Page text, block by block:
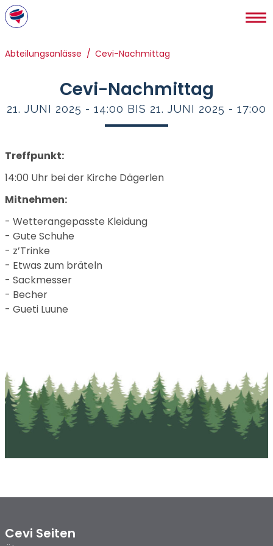
Direkt
zum
Inhalt
Pfadnavigation
Abteilungsanlässe Cevi-Nachmittag
Cevi-Nachmittag
21. JUNI 2025 - 14:00 BIS 21. JUNI 2025 - 17:00
Treffpunkt:
14:00 Uhr bei der Kirche Dägerlen
Mitnehmen:
- Wetterangepasste Kleidung
- Gute Schuhe
- z’Trinke
- Etwas zum bräteln
- Sackmesser
- Becher
- Gueti Luune
Main
Cevi Seiten